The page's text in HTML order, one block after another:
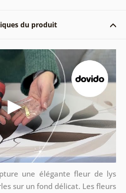
du produit
une élégante fleur de lys
sur un fond délicat. Les fleurs